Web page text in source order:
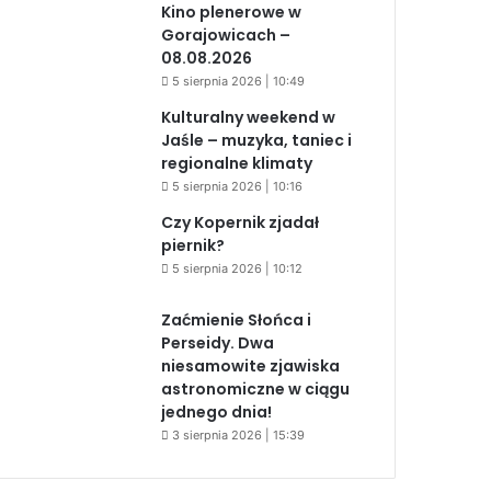
Kino plenerowe w
Gorajowicach –
08.08.2026
5 sierpnia 2026 | 10:49
Kulturalny weekend w
Jaśle – muzyka, taniec i
regionalne klimaty
5 sierpnia 2026 | 10:16
Czy Kopernik zjadał
piernik?
5 sierpnia 2026 | 10:12
Perseidy. Dwa
niesamowite zjawiska
astronomiczne w ciągu
jednego dnia!
3 sierpnia 2026 | 15:39